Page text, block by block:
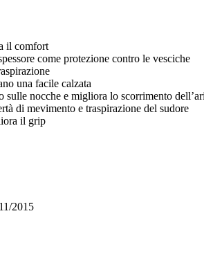
il comfort
come protezione contro le vesciche
una facile calzata
sulle nocche e migliora lo scorrimento
di mevimento e traspirazione del sudore
il grip
2015